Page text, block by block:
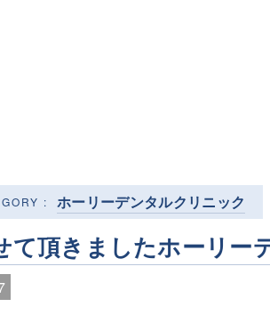
ホーリーデンタルクリニック
て頂きましたホーリー